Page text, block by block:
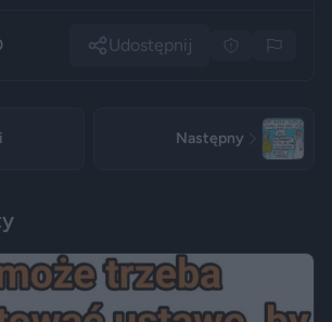
Udostępnij
Następny